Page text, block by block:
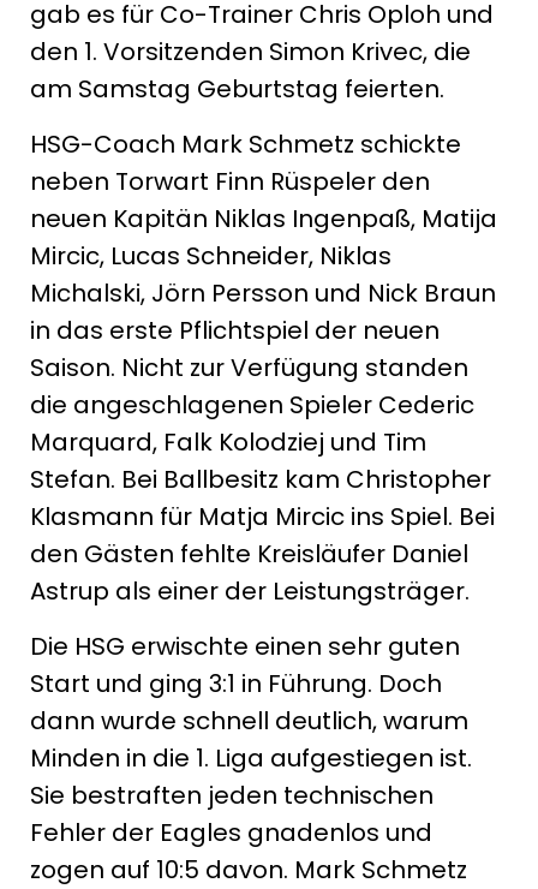
gab es für Co-Trainer Chris Oploh und
den 1. Vorsitzenden Simon Krivec, die
am Samstag Geburtstag feierten.
HSG-Coach Mark Schmetz schickte
neben Torwart Finn Rüspeler den
neuen Kapitän Niklas Ingenpaß, Matija
Mircic, Lucas Schneider, Niklas
Michalski, Jörn Persson und Nick Braun
in das erste Pflichtspiel der neuen
Saison. Nicht zur Verfügung standen
die angeschlagenen Spieler Cederic
Marquard, Falk Kolodziej und Tim
Stefan. Bei Ballbesitz kam Christopher
Klasmann für Matja Mircic ins Spiel. Bei
den Gästen fehlte Kreisläufer Daniel
Astrup als einer der Leistungsträger.
Die HSG erwischte einen sehr guten
Start und ging 3:1 in Führung. Doch
dann wurde schnell deutlich, warum
Minden in die 1. Liga aufgestiegen ist.
Sie bestraften jeden technischen
Fehler der Eagles gnadenlos und
zogen auf 10:5 davon. Mark Schmetz